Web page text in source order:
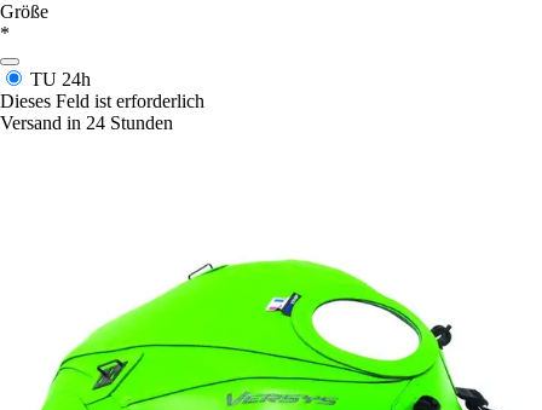
Größe
*
TU 24h
Dieses Feld ist erforderlich
Versand in 24 Stunden